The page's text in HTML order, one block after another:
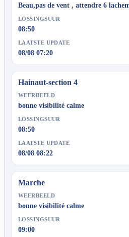
Beau,pas de vent , attendre 6
LOSSINGSUUR
08:50
LAATSTE UPDATE
08/08 07:20
Hainaut-section 4
WEERBEELD
bonne visibilité calme
LOSSINGSUUR
08:50
LAATSTE UPDATE
08/08 08:22
Marche
WEERBEELD
bonne visibilité calme
LOSSINGSUUR
09:00